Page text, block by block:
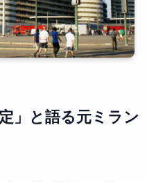
」と語る元ミラン